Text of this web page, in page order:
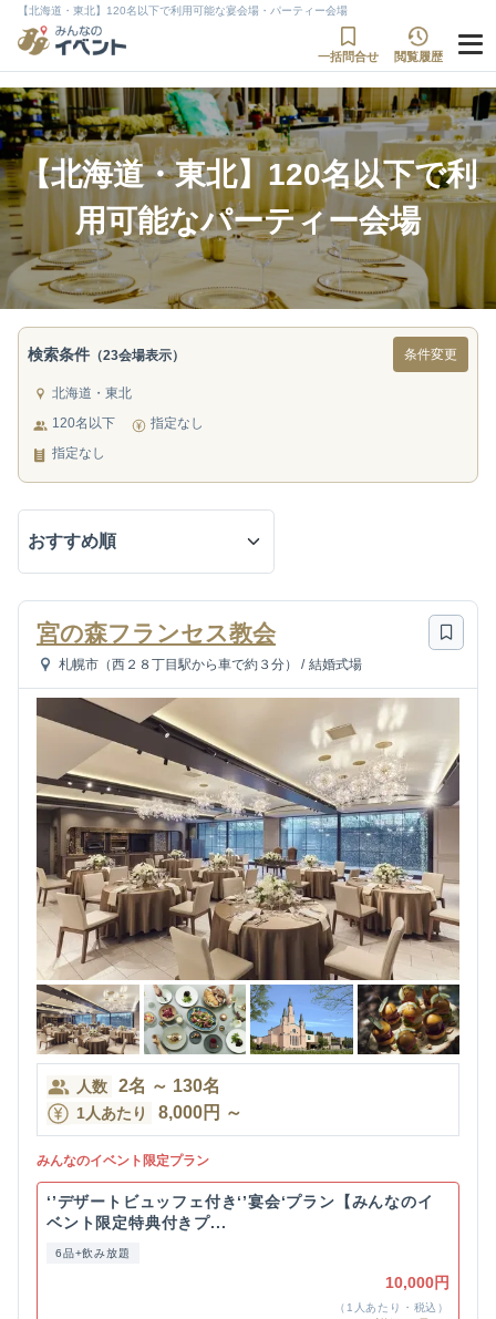
【北海道・東北】120名以下で利用可能な宴会場・パーティー会場
一括問合せ 閲覧履歴
【北海道・東北】120名以下で利
用可能なパーティー会場
検索条件 （23会場表示） 条件変更
北海道・東北
120名以下
指定なし
指定なし
宮の森フランセス教会
札幌市（西２８丁目駅から車で約３分） / 結婚式場
人数 2名 ～ 130名
1人あたり 8,000円 ～
みんなのイベント限定プラン
‘’デザートビュッフェ付き‘’宴会‘プラン【みんなのイ
ベント限定特典付きプ...
6品+飲み放題
10,000円
（1人あたり・税込）